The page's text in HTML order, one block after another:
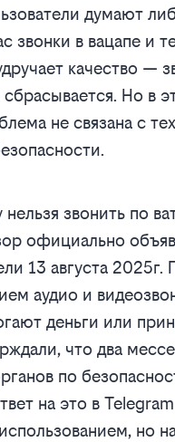
думают
звонки в вацапе и
качество —
Но в
не связана с
звонить по
официально
13 августа 2025г.
аудио и
деньги или
что два
по
на это в
но